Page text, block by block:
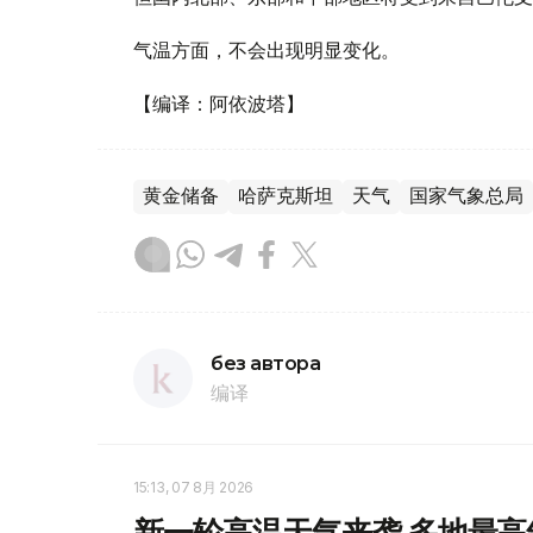
气温方面，不会出现明显变化。
【编译：阿依波塔】
黄金储备 哈萨克斯坦 天气 国家气象总局
без автора
编译
15:13, 07 8月 2026